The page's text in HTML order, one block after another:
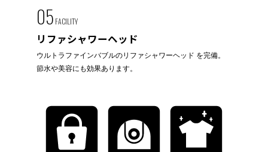
05 FACILITY
リファシャワーヘッド
ウルトラファインバブルのリファシャワーヘッド を完備。
節水や美容にも効果あります。